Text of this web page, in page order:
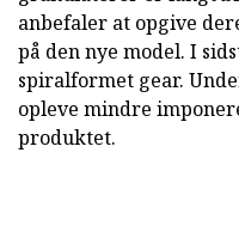
anbefaler at opgive
på den nye model. I
spiralformet gear.
opleve mindre
produktet.